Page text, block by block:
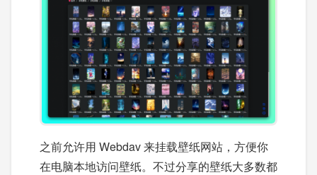
之前允许用 Webdav 来挂载壁纸网站，方便你
在电脑本地访问壁纸。不过分享的壁纸大多数都